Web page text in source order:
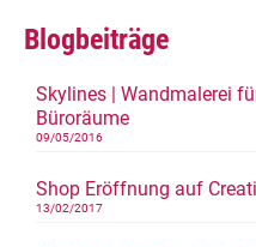
Blogbeiträge
Skylines | Wandmalerei
Büroräume
09/05/2016
Shop Eröffnung auf
13/02/2017